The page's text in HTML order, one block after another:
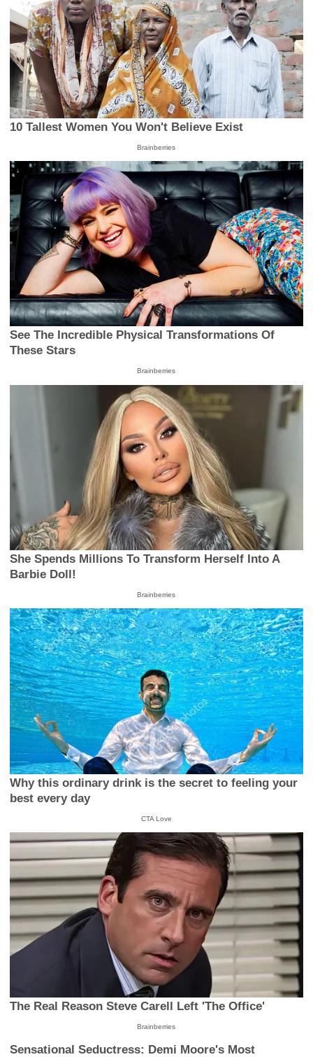
10 Tallest Women You Won't Believe Exist
Brainberries
See The Incredible Physical Transformations Of
These Stars
Brainberries
She Spends Millions To Transform Herself Into A
Barbie Doll!
Brainberries
Why this ordinary drink is the secret to feeling your
best every day
CTA Love
The Real Reason Steve Carell Left 'The Office'
Brainberries
Sensational Seductress: Demi Moore's Most